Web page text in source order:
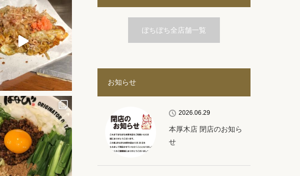
ぼちぼち全店舗一覧
お知らせ
2026.06.29
本厚木店 閉店のお知ら
せ